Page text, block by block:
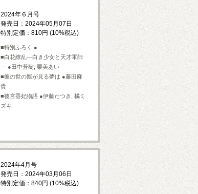
2024年６月号
発売日：2024年05月07日
特別定価：810円 (10%税込)
■特別ふろく ●
■白花繚乱—白き少女と天才軍師
— ●田中芳樹, 栗美あい
■彼の世の獣が見る夢は ●藤田麻
貴
■後宮香妃物語 ●伊藤たつき, 橘ミ
ズキ
2024年4月号
発売日：2024年03月06日
特別定価：840円 (10%税込)